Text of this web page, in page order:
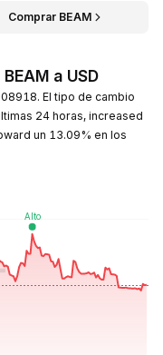
Comprar BEAM
a USD
El tipo de cambio
24 horas, increased
un 13.09% en los